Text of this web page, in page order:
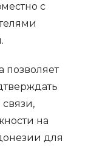
с
позволяет
на
для